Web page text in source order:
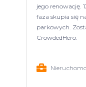
jego renowację.
faza skupia się
parkowych.
CrowdedHero.